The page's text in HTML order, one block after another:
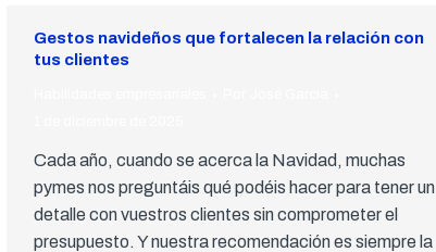
Gestos navideños que fortalecen la relación con
tus clientes
Cada año, cuando se acerca la Navidad, muchas
pymes nos preguntáis qué podéis hacer para tener un
detalle con vuestros clientes sin comprometer el
presupuesto. Y nuestra recomendación es siempre la